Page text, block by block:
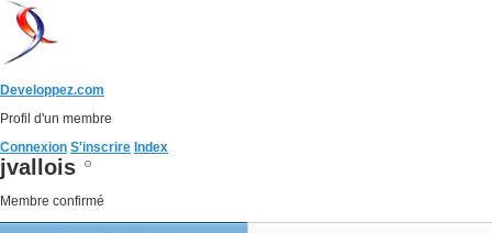
Developpez.com
Profil d'un membre
Connexion S'inscrire Index
jvallois
Membre confirmé